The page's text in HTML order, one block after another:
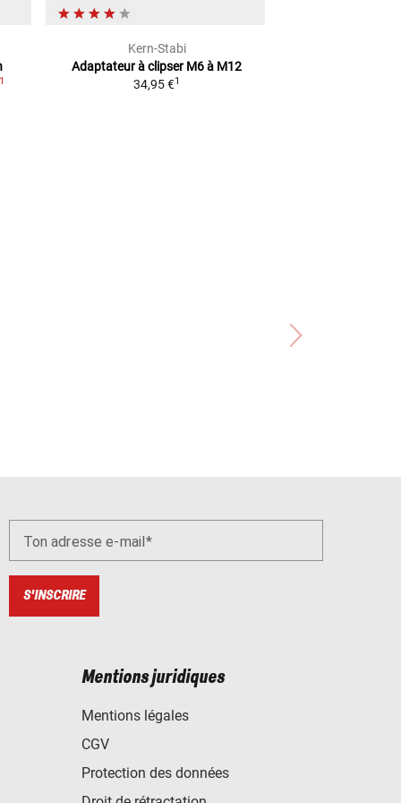
1
Kern-Stabi
Adaptateur à clipser M6 à M12
34,95 €1
Ton adresse e-mail
S'INSCRIRE
Mentions juridiques
Mentions légales
CGV
Protection des données